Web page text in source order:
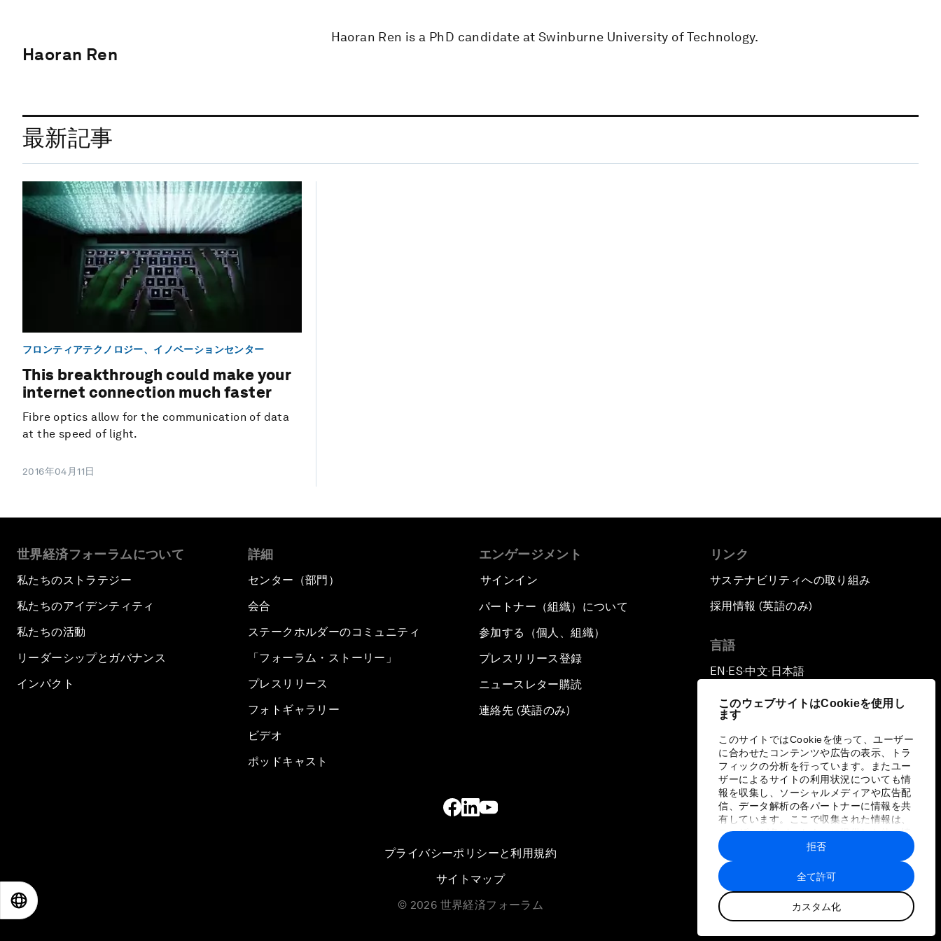
このウェブサイトはCookieを使用し
ます
このサイトではCookieを使って、ユーザー
に合わせたコンテンツや広告の表示、トラ
フィックの分析を行っています。またユー
ザーによるサイトの利用状況についても情
報を収集し、ソーシャルメディアや広告配
信、データ解析の各パートナーに情報を共
有しています。ここで収集された情報は、
ユーザーが各パートナーに提供した他の情
報や各パートナーのサービスを使用した際
に収集された情報と組み合わされ、各パー
トナーによって使用されることがありま
す。
全て許可
カスタム化
拒否
Haoran Ren
Haoran Ren is a PhD candidate at Swinburne University of Technology.
最新記事
フロンティアテクノロジー、イノベーションセンター
This breakthrough could make your
internet connection much faster
Fibre optics allow for the communication of data
at the speed of light.
2016年04月11日
世界経済フォーラムについて
私たちのストラテジー
私たちのアイデンティティ
私たちの活動
リーダーシップとガバナンス
インパクト
詳細
センター（部門）
会合
ステークホルダーのコミュニティ
「フォーラム・ストーリー」
プレスリリース
フォトギャラリー
ビデオ
ポッドキャスト
エンゲージメント
サインイン
パートナー（組織）について
参加する（個人、組織）
プレスリリース登録
ニュースレター購読
連絡先 (英語のみ)
リンク
サステナビリティへの取り組み
採用情報 (英語のみ)
言語
EN ▪ ES▪中文▪ 日本語
プライバシーポリシーと利用規約
サイトマップ
© 2026 世界経済フォーラム